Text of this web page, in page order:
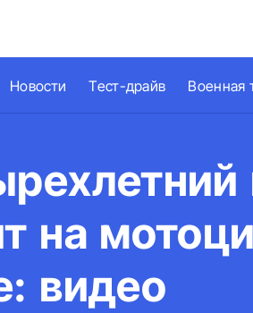
Новости Тест-драйв Военная
на
видео